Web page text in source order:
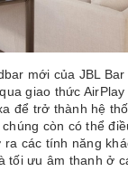
mới của JBL
giao thức
để trở thành hệ
còn có thể
ra các tính năng
tối ưu âm thanh ở